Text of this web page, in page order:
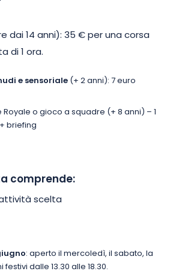
dai 14 anni): 35 € per una corsa
di 1 ora.
e sensoriale(+ 2 anni): 7 euro
Royale o gioco a squadre (+ 8 anni) – 1
briefing
comprende:
scelta
: aperto il mercoledì, il sabato, la
dalle 13.30 alle 18.30.